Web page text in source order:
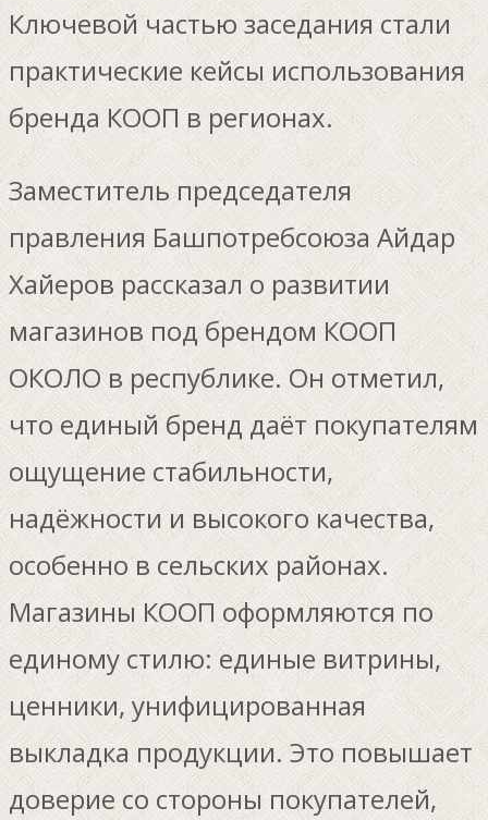
Ключевой частью заседания стали
практические кейсы использования
бренда КООП в регионах.
Заместитель председателя
правления Башпотребсоюза Айдар
Хайеров рассказал о развитии
магазинов под брендом КООП
ОКОЛО в республике. Он отметил,
что единый бренд даёт покупателям
ощущение стабильности,
надёжности и высокого качества,
особенно в сельских районах.
Магазины КООП оформляются по
единому стилю: единые витрины,
ценники, унифицированная
выкладка продукции. Это повышает
доверие со стороны покупателей,